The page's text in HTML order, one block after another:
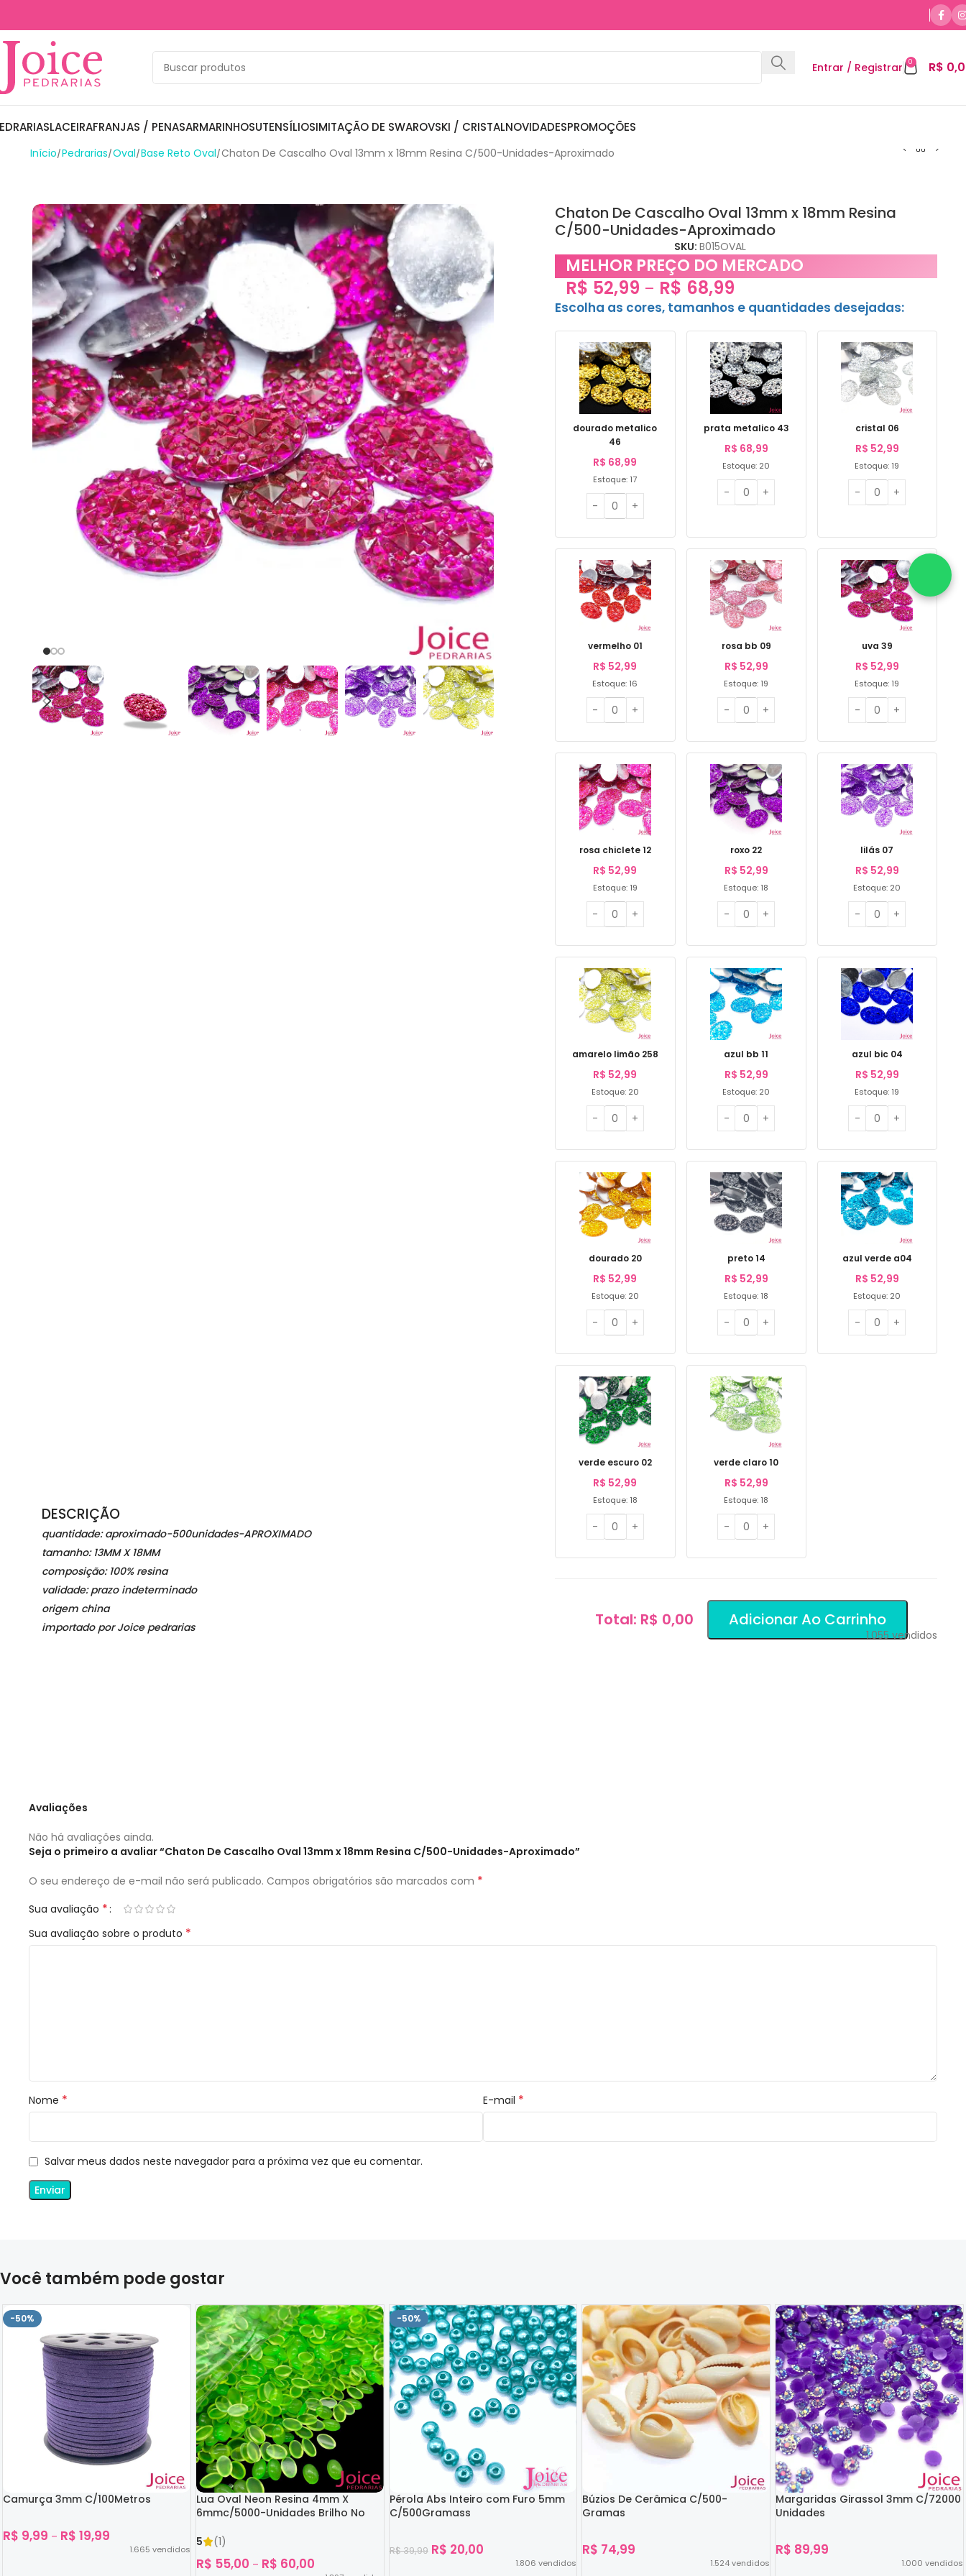
Entrar / Registrar 0 R$
LACEIRAFRANJAS / PENASARMARINHOSUTENSÍLIOSIMITAÇÃO DE SWAROVSKI / CRISTALNOVIDADESPROMOÇÕES
Início Pedrarias Oval Base Reto Oval Chaton De Cascalho Oval 13mm x 18mm Resina C/500-Unidades-Aproximado
DESCRIÇÃO
quantidade: aproximado-500unidades-APROXIMADO
tamanho: 13MM X 18MM
composição: 100% resina
validade: prazo indeterminado
origem china
importado por Joice pedrarias
Chaton De Cascalho Oval 13mm x 18mm Resina
C/500-Unidades-Aproximado
SKU:B015OVAL
MELHOR PREÇO DO MERCADO
R$ 52,99 – R$ 68,99
Escolha as cores, tamanhos e quantidades desejadas:
dourado metalico
46
R$ 68,99
Estoque: 17
prata metalico 43
R$ 68,99
Estoque: 20
cristal 06
R$ 52,99
Estoque: 19
vermelho 01
R$ 52,99
Estoque: 16
rosa bb 09
R$ 52,99
Estoque: 19
uva 39
R$ 52,99
Estoque: 19
rosa chiclete 12
R$ 52,99
Estoque: 19
roxo 22
R$ 52,99
Estoque: 18
lilás 07
R$ 52,99
Estoque: 20
amarelo limão 258
R$ 52,99
Estoque: 20
azul bb 11
R$ 52,99
Estoque: 20
azul bic 04
R$ 52,99
Estoque: 19
dourado 20
R$ 52,99
Estoque: 20
preto 14
R$ 52,99
Estoque: 18
azul verde a04
R$ 52,99
Estoque: 20
verde escuro 02
R$ 52,99
Estoque: 18
verde claro 10
R$ 52,99
Estoque: 18
Total: R$ 0,00 Adicionar Ao Carrinho
1.055vendidos
Avaliações
Não há avaliações ainda.
Seja o primeiro a avaliar “Chaton De Cascalho Oval 13mm x 18mm Resina C/500-Unidades-Aproximado”
O seu endereço de e-mail não será publicado. Campos obrigatórios são marcados com *
Sua avaliação *
Sua avaliação sobre o produto *
Nome * E-mail *
Salvar meus dados neste navegador para a próxima vez que eu comentar.
Você também pode gostar
-50%
Camurça 3mm C/100Metros
R$ 9,99 – R$ 19,99
1.665 vendidos
Lua Oval Neon Resina 4mm X
6mmc/5000-Unidades Brilho No
5
(1)
R$ 55,00 – R$ 60,00
-50%
Pérola Abs Inteiro com Furo 5mm
C/500Gramass
R$39,99 R$ 20,00
1.806 vendidos
Búzios De Cerâmica C/500-
Gramas
R$ 74,99
1.524vendidos
Margaridas Girassol 3mm C/72000
Unidades
R$ 89,99
1.000 vendidos